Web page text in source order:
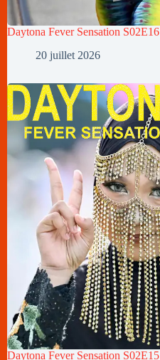
Daytona Fever Sensation S02E16
20 juillet 2026
Daytona Fever Sensation S02E15